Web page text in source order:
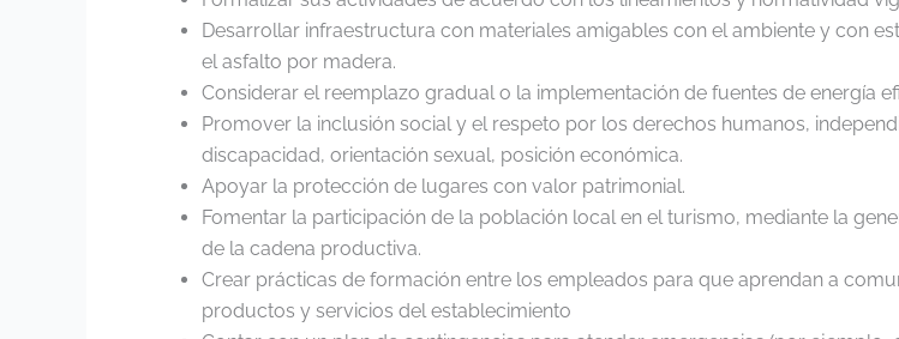
Desarrollar infraestructura con materiales amigables con el ambiente y con
el asfalto por madera.
Considerar el reemplazo gradual o la implementación de fuentes de energía
Promover la inclusión social y el respeto por los derechos humanos,
discapacidad, orientación sexual, posición económica.
Apoyar la protección de lugares con valor patrimonial.
Fomentar la participación de la población local en el turismo, mediante la
de la cadena productiva.
Crear prácticas de formación entre los empleados para que aprendan a
productos y servicios del establecimiento